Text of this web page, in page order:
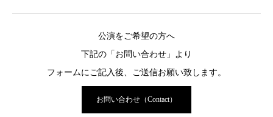
公演をご希望の方へ
下記の「お問い合わせ」より
フォームにご記入後、ご送信お願い致します。
お問い合わせ（Contact）